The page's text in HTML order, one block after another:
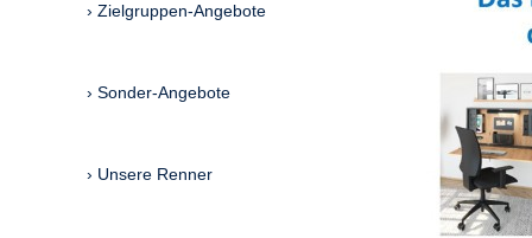
Zielgruppen-Angebote
Sonder-Angebote
Unsere Renner